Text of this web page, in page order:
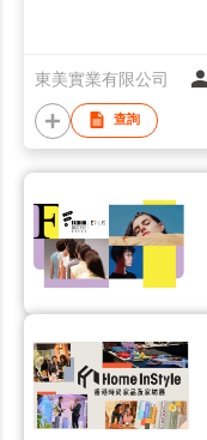
東美實業有限公司
查詢